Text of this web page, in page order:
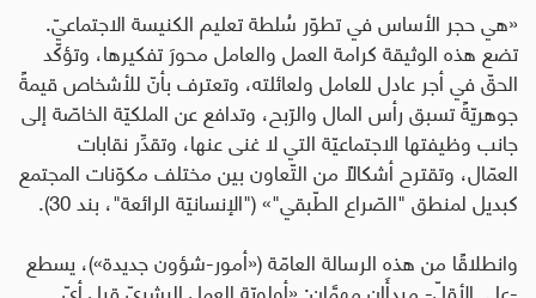
«هي حجر الأساس في تطوّر سُلطة تعليم الكنيسة الاجتماعيّ.
تضع هذه الوثيقة كرامة العمل والعامل محورَ تفكيرها، وتؤكّد
الحقّ في أجر عادل للعامل ولعائلته، وتعترف بأنّ للأشخاص قيمةً
جوهريّةً تسبق رأس المال والرّبح، وتدافع عن الملكيّة الخاصّة إلى
جانب وظيفتها الاجتماعيّة التي لا غنى عنها، وتقدِّر نقابات
العمّال، وتقترح أشكالًا من التّعاون بين مختلف مكوّنات المجتمع
كبديل لمنطق "الصّراع الطّبقي"» ("الإنسانيّة الرائعة"، بند 30).
وانطلاقًا من هذه الرسالة العامّة («أمور-شؤون جديدة»)، يسطع